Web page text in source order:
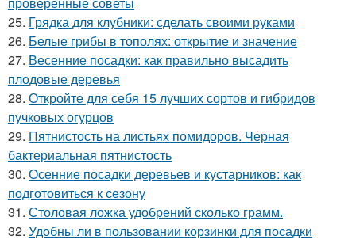
25. Грядка для клубники: сделать своими руками
26. Белые грибы в тополях: открытие и значение
27. Весенние посадки: как правильно высадить
плодовые деревья
28. Откройте для себя 15 лучших сортов и гибридов
пучковых огурцов
29. Пятнистость на листьях помидоров. Черная
бактериальная пятнистость
30. Осенние посадки деревьев и кустарников: как
подготовиться к сезону
31. Столовая ложка удобрений сколько грамм.
32. Удобны ли в пользовании корзинки для посадки